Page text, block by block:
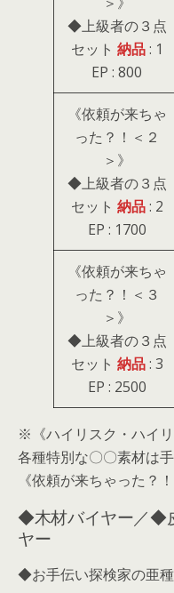
◆上級者の３点
セット 納品: 1
EP : 800
《依頼が来ちゃ
った？！＜２
＞》
◆上級者の３点
セット 納品: 2
EP : 1700
《依頼が来ちゃ
った？！＜３
＞》
◆上級者の３点
セット 納品: 3
EP : 2500
※《ハイリスク・ハイ
各種特別な〇〇素材は
《依頼が来ちゃった？
◆木材バイヤー／◆
ヤー
◆お手伝い探検家の亜